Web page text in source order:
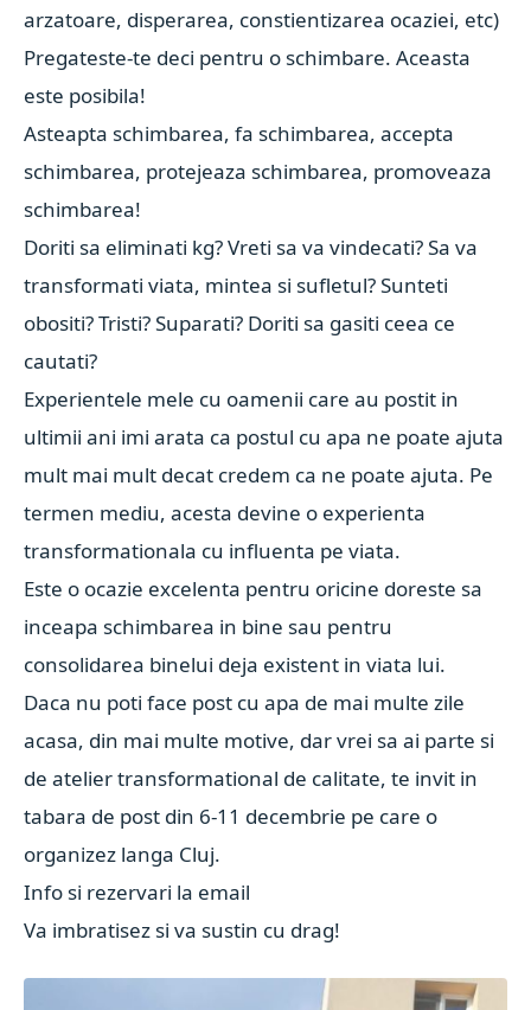
arzatoare, disperarea, constientizarea ocaziei, etc)
Pregateste-te deci pentru o schimbare. Aceasta
este posibila!
Asteapta schimbarea, fa schimbarea, accepta
schimbarea, protejeaza schimbarea, promoveaza
schimbarea!
Doriti sa eliminati kg? Vreti sa va vindecati? Sa va
transformati viata, mintea si sufletul? Sunteti
obositi? Tristi? Suparati? Doriti sa gasiti ceea ce
cautati?
Experientele mele cu oamenii care au postit in
ultimii ani imi arata ca postul cu apa ne poate ajuta
mult mai mult decat credem ca ne poate ajuta. Pe
termen mediu, acesta devine o experienta
transformationala cu influenta pe viata.
Este o ocazie excelenta pentru oricine doreste sa
inceapa schimbarea in bine sau pentru
consolidarea binelui deja existent in viata lui.
Daca nu poti face post cu apa de mai multe zile
acasa, din mai multe motive, dar vrei sa ai parte si
de atelier transformational de calitate, te invit in
tabara de post din 6-11 decembrie pe care o
organizez langa Cluj.
Info si rezervari la email
Va imbratisez si va sustin cu drag!